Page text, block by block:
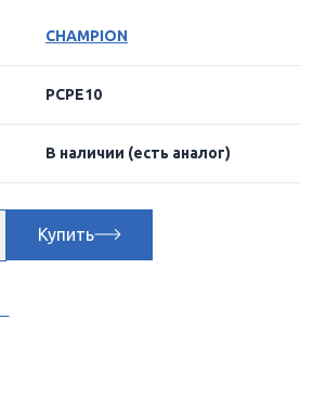
CHAMPION
PCPE10
В наличии (есть аналог)
Купить